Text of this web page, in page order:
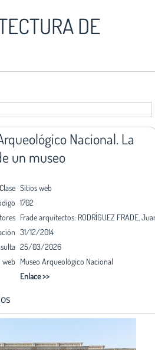
DE
Nacional. La
un museo
Clase Sitios web
1702
Frade arquitectos: RODRÍGUEZ FRADE,
31/12/2014
25/03/2026
web Museo Arqueológico Nacional
Enlace >>